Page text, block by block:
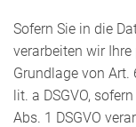
Sofern Sie in die
verarbeiten wir
Grundlage von Art.
lit. a DSGVO,
Abs. 1 DSGVO